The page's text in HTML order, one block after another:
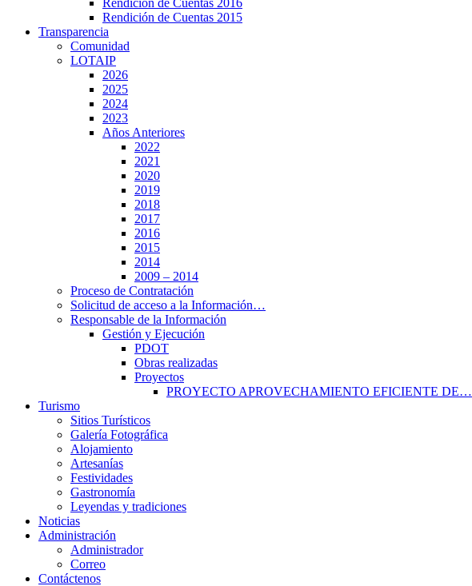
Rendición de Cuentas 2016
Rendición de Cuentas 2015
Transparencia
Comunidad
LOTAIP
2026
2025
2024
2023
Años Anteriores
2022
2021
2020
2019
2018
2017
2016
2015
2014
2009 – 2014
Proceso de Contratación
Solicitud de acceso a la Información…
Responsable de la Información
Gestión y Ejecución
PDOT
Obras realizadas
Proyectos
PROYECTO APROVECHAMIENTO EFICIENTE DE…
Turismo
Sitios Turísticos
Galería Fotográfica
Alojamiento
Artesanías
Festividades
Gastronomía
Leyendas y tradiciones
Noticias
Administración
Administrador
Correo
Contáctenos